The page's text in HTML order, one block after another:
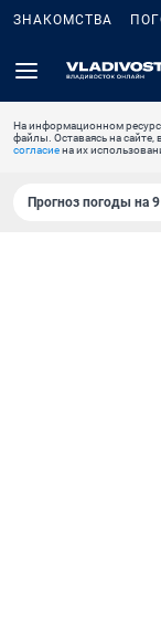
ЗНАКОМСТВА
На информационном
файлы. Оставаясь на
согласиена их
Прогноз погоды на 9